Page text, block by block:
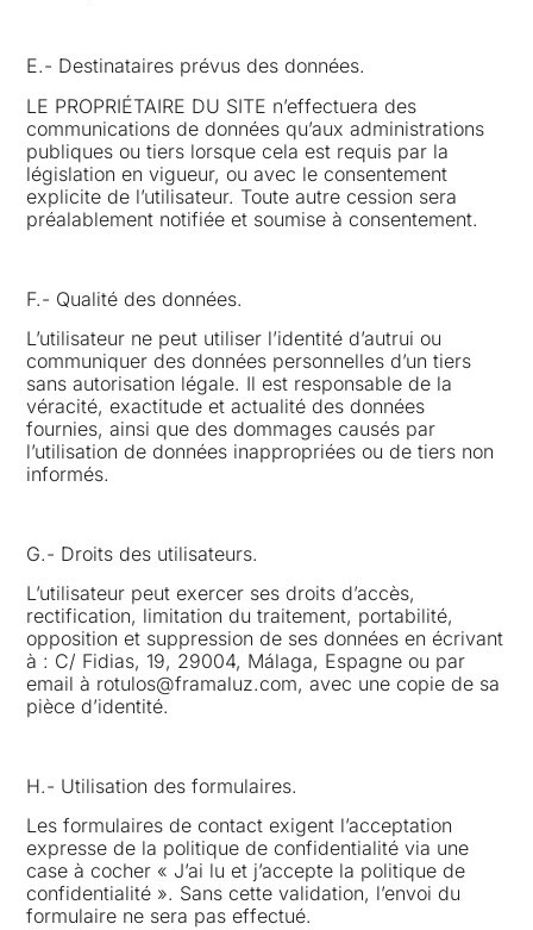
E.- Destinataires prévus des données.
LE PROPRIÉTAIRE DU SITE n’effectuera des
communications de données qu’aux administrations
publiques ou tiers lorsque cela est requis par la
législation en vigueur, ou avec le consentement
explicite de l’utilisateur. Toute autre cession sera
préalablement notifiée et soumise à consentement.
F.- Qualité des données.
L’utilisateur ne peut utiliser l’identité d’autrui ou
communiquer des données personnelles d’un tiers
sans autorisation légale. Il est responsable de la
véracité, exactitude et actualité des données
fournies, ainsi que des dommages causés par
l’utilisation de données inappropriées ou de tiers non
informés.
G.- Droits des utilisateurs.
L’utilisateur peut exercer ses droits d’accès,
rectification, limitation du traitement, portabilité,
opposition et suppression de ses données en écrivant
à : C/ Fidias, 19, 29004, Málaga, Espagne ou par
email à rotulos@framaluz.com, avec une copie de sa
pièce d’identité.
H.- Utilisation des formulaires.
Les formulaires de contact exigent l’acceptation
expresse de la politique de confidentialité via une
case à cocher « J’ai lu et j’accepte la politique de
confidentialité ». Sans cette validation, l’envoi du
formulaire ne sera pas effectué.